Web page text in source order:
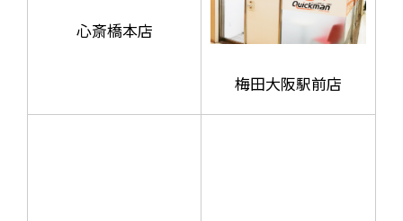
心斎橋本店
梅田大阪駅前店